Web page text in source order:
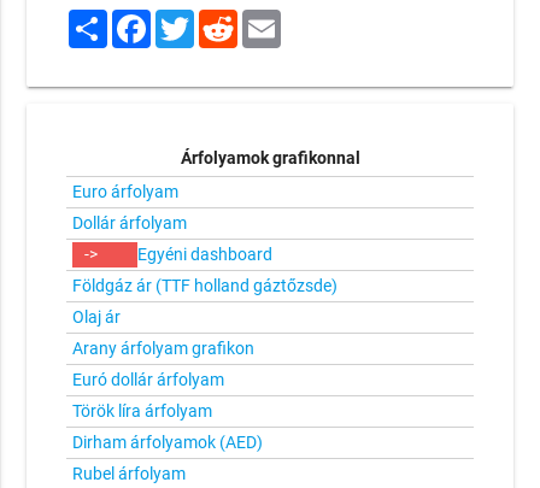
ShareFacebook
TwitterRedditEmail
Árfolyamok grafikonnal
Euro árfolyam
Dollár árfolyam
->
Egyéni dashboard
Földgáz ár (TTF holland gáztőzsde)
Olaj ár
Arany árfolyam grafikon
Euró dollár árfolyam
Török líra árfolyam
Dirham árfolyamok (AED)
Rubel árfolyam